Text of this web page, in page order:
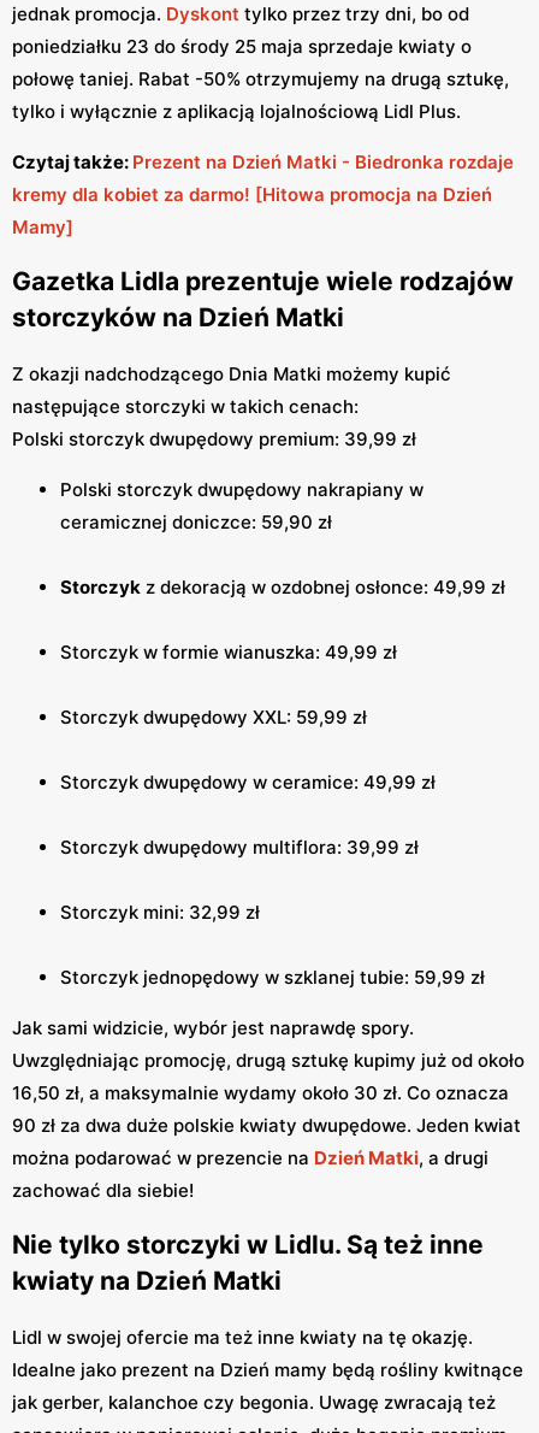
jednak promocja. Dyskont tylko przez trzy dni, bo od
poniedziałku 23 do środy 25 maja sprzedaje kwiaty o
połowę taniej. Rabat -50% otrzymujemy na drugą sztukę,
tylko i wyłącznie z aplikacją lojalnościową Lidl Plus.
Czytaj także: Prezent na Dzień Matki - Biedronka rozdaje
kremy dla kobiet za darmo! [Hitowa promocja na Dzień
Mamy]
Gazetka Lidla prezentuje wiele rodzajów
storczyków na Dzień Matki
Z okazji nadchodzącego Dnia Matki możemy kupić
następujące storczyki w takich cenach:
Polski storczyk dwupędowy premium: 39,99 zł
Polski storczyk dwupędowy nakrapiany w
ceramicznej doniczce: 59,90 zł
Storczyk z dekoracją w ozdobnej osłonce: 49,99 zł
Storczyk w formie wianuszka: 49,99 zł
Storczyk dwupędowy XXL: 59,99 zł
Storczyk dwupędowy w ceramice: 49,99 zł
Storczyk dwupędowy multiflora: 39,99 zł
Storczyk mini: 32,99 zł
Storczyk jednopędowy w szklanej tubie: 59,99 zł
Jak sami widzicie, wybór jest naprawdę spory.
Uwzględniając promocję, drugą sztukę kupimy już od około
16,50 zł, a maksymalnie wydamy około 30 zł. Co oznacza
90 zł za dwa duże polskie kwiaty dwupędowe. Jeden kwiat
można podarować w prezencie na Dzień Matki, a drugi
zachować dla siebie!
Nie tylko storczyki w Lidlu. Są też inne
kwiaty na Dzień Matki
Lidl w swojej ofercie ma też inne kwiaty na tę okazję.
Idealne jako prezent na Dzień mamy będą rośliny kwitnące
jak gerber, kalanchoe czy begonia. Uwagę zwracają też